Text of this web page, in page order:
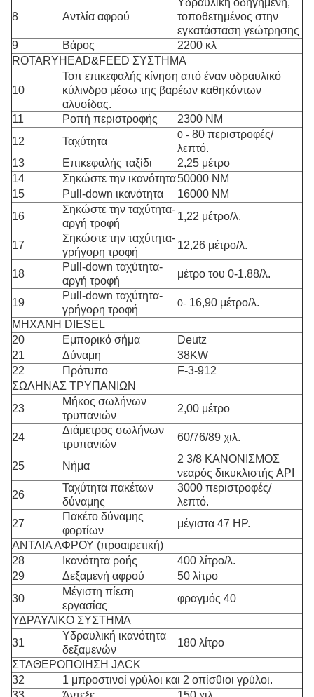
8 Αντλία αφρού
Υδραυλική οδηγημένη,
τοποθετημένος στην
εγκατάσταση γεώτρησης
9
Βάρος
2200 κλ
ROTARYHEAD&FEED ΣΥΣΤΗΜΑ
10
Τοπ επικεφαλής κίνηση από έναν υδραυλικό
κύλινδρο μέσω της βαρέων καθηκόντων
αλυσίδας.
11
Ροπή περιστροφής
2300 NM
12
Ταχύτητα
0 - 80 περιστροφές/
λεπτό.
13
Επικεφαλής ταξίδι
2,25 μέτρο
14
Σηκώστε την ικανότητα50000 NM
15
Pull-down ικανότητα
16000 NM
16
Σηκώστε την ταχύτητα-
αργή τροφή
1,22 μέτρο/λ.
17
Σηκώστε την ταχύτητα-
γρήγορη τροφή
12,26 μέτρο/λ.
18
Pull-down ταχύτητα-
αργή τροφή
μέτρο του 0-1.88/λ.
19
Pull-down ταχύτητα-
γρήγορη τροφή
0- 16,90 μέτρο/λ.
ΜΗΧΑΝΗ DIESEL
20
Εμπορικό σήμα
Deutz
21
Δύναμη
38KW
22
Πρότυπο
F-3-912
ΣΩΛΗΝΑΣ ΤΡΥΠΑΝΙΩΝ
23
Μήκος σωλήνων
τρυπανιών
2,00 μέτρο
24
Διάμετρος σωλήνων
τρυπανιών
60/76/89 χιλ.
25 Νήμα
2 3/8 ΚΑΝΟΝΙΣΜΟΣ
νεαρός δικυκλιστής API
26
Ταχύτητα πακέτων
δύναμης
3000 περιστροφές/
λεπτό.
27
Πακέτο δύναμης
φορτίων
μέγιστα 47 HP.
ΑΝΤΛΙΑ ΑΦΡΟΥ (προαιρετική)
28
Ικανότητα ροής
400 λίτρο/λ.
29
Δεξαμενή αφρού
50 λίτρο
30
Μέγιστη πίεση
εργασίας
φραγμός 40
ΥΔΡΑΥΛΙΚΟ ΣΥΣΤΗΜΑ
31
Υδραυλική ικανότητα
δεξαμενών
180 λίτρο
ΣΤΑΘΕΡΟΠΟΙΗΣΗ JACK
32
1 μπροστινοί γρύλοι και 2 οπίσθιοι γρύλοι.